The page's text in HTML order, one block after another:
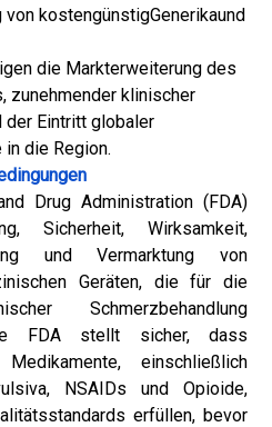
von kostengünstigGenerikaund
die Markterweiterung des
zunehmender klinischer
der Eintritt globaler
die Region.
Drug Administration (FDA)
Sicherheit, Wirksamkeit,
und Vermarktung von
Geräten, die für die
Schmerzbehandlung
FDA stellt sicher, dass
Medikamente, einschließlich
NSAIDs und Opioide,
erfüllen, bevor